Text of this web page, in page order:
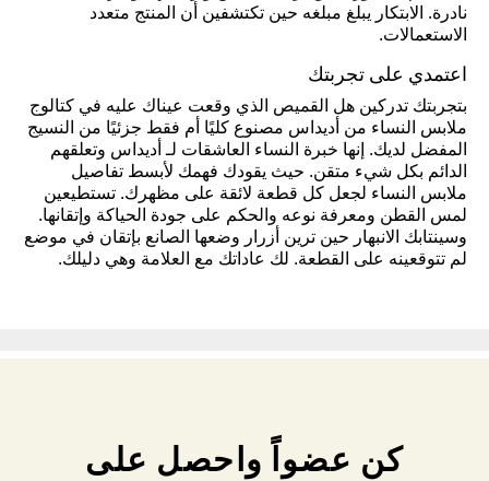
نادرة. الابتكار يبلغ مبلغه حين تكتشفين أن المنتج متعدد
الاستعمالات.
اعتمدي على تجربتك
بتجربتك تدركين هل القميص الذي وقعت عيناك عليه في كتالوج
ملابس النساء من أديداس مصنوع كليًا أم فقط جزئيًا من النسيج
المفضل لديك. إنها خبرة النساء العاشقات لـ أديداس وتعلقهم
الدائم بكل شيء متقن. حيث يقودك فهمك لأبسط تفاصيل
ملابس النساء لجعل كل قطعة لائقة على مظهرك. تستطيعين
لمس القطن ومعرفة نوعه والحكم على جودة الحياكة وإتقانها.
وسينتابك الانبهار حين ترين أزرار وضعها الصانع بإتقان في موضع
لم تتوقعينه على القطعة. لك عاداتك مع العلامة وهي دليلك.
كن عضواً واحصل على